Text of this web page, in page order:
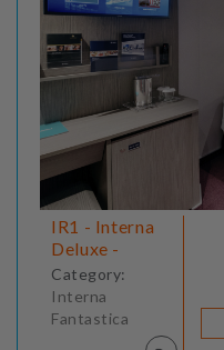
IR1 - Interna
Deluxe -
Category:
Interna
Fantastica